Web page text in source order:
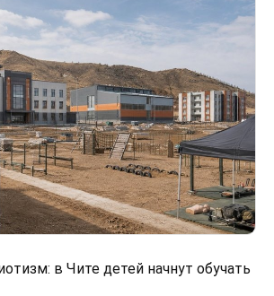
в Чите детей начнут обучать